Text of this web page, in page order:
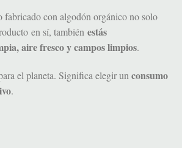
fabricado con algodón orgánico no solo
en sí, también estás
aire fresco y campos limpios.
el planeta. Significa elegir un consumo
.